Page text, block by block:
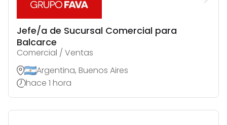
Jefe/a de Sucursal Comercial para
Balcarce
Comercial / Ventas
Argentina, Buenos Aires
hace 1 hora